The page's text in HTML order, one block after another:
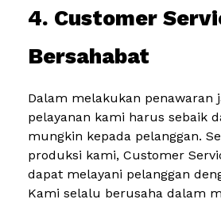
4. Customer
Bersahabat
Dalam melakukan penawaran
pelayanan kami harus sebaik
mungkin kepada pelanggan.
produksi kami, Customer
dapat melayani pelanggan
Kami selalu berusaha dalam